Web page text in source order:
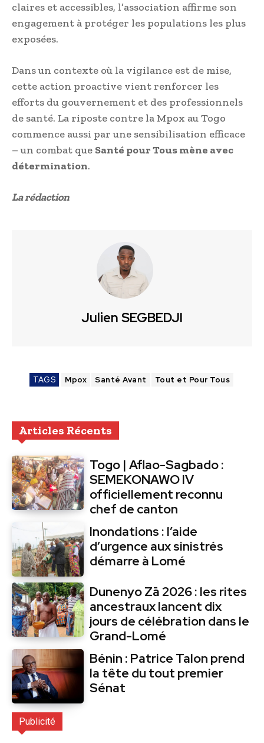
claires et accessibles, l’association affirme son
engagement à protéger les populations les plus
exposées.
Dans un contexte où la vigilance est de mise,
cette action proactive vient renforcer les
efforts du gouvernement et des professionnels
de santé. La riposte contre la Mpox au Togo
commence aussi par une sensibilisation efficace
– un combat que Santé pour Tous mène avec
détermination.
La rédaction
Julien SEGBEDJI
TAGS Mpox Santé Avant Tout et Pour Tous
Articles Récents
Togo | Aflao-Sagbado :
SEMEKONAWO IV
officiellement reconnu
chef de canton
Inondations : l’aide
d’urgence aux sinistrés
démarre à Lomé
Dunenyo Zā 2026 : les rites
ancestraux lancent dix
jours de célébration dans le
Grand-Lomé
Bénin : Patrice Talon prend
la tête du tout premier
Sénat
Publicité